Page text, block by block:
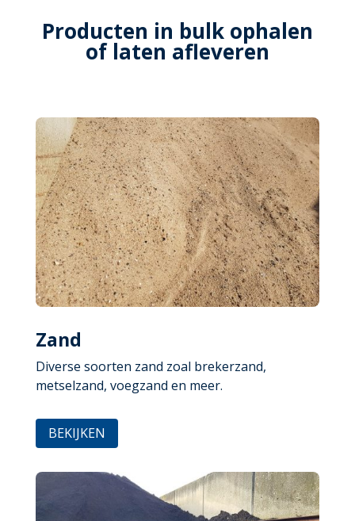
Producten in bulk ophalen
of laten afleveren
Zand
Diverse soorten zand zoal brekerzand,
metselzand, voegzand en meer.
BEKIJKEN